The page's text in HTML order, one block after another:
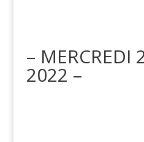
– MERCREDI
2022 –